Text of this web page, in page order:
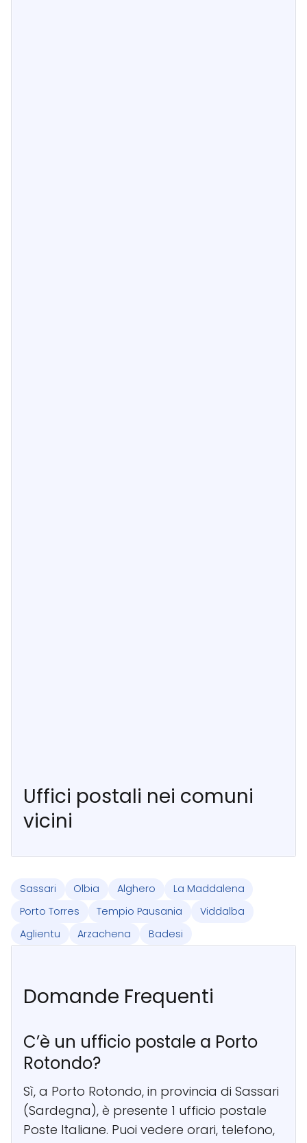
Uffici postali nei comuni
vicini
Sassari Olbia Alghero
La Maddalena
Porto Torres
Tempio Pausania
Viddalba
Aglientu
Arzachena Badesi
Domande Frequenti
C’è un ufficio postale a Porto
Rotondo?
Sì, a Porto Rotondo, in provincia di Sassari
(Sardegna), è presente 1 ufficio postale
Poste Italiane. Puoi vedere orari, telefono,